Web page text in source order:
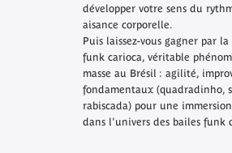
développer votre sens du
aisance corporelle.
Puis laissez-vous gagner par
funk carioca, véritable
masse au Brésil : agilité,
fondamentaux (quadradinho,
rabiscada) pour une
dans l'univers des bailes funk